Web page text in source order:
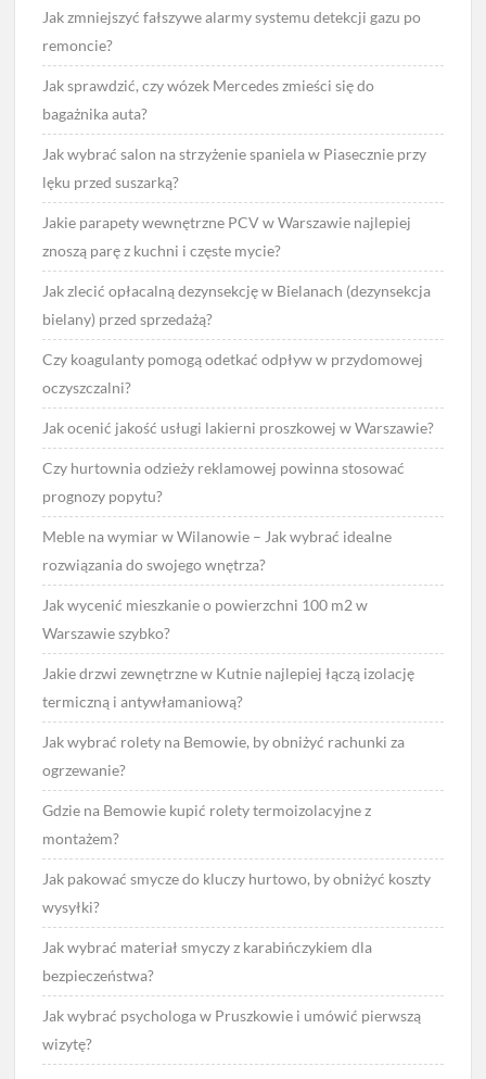
Jak zmniejszyć fałszywe alarmy systemu detekcji gazu po
remoncie?
Jak sprawdzić, czy wózek Mercedes zmieści się do
bagażnika auta?
Jak wybrać salon na strzyżenie spaniela w Piasecznie przy
lęku przed suszarką?
Jakie parapety wewnętrzne PCV w Warszawie najlepiej
znoszą parę z kuchni i częste mycie?
Jak zlecić opłacalną dezynsekcję w Bielanach (dezynsekcja
bielany) przed sprzedażą?
Czy koagulanty pomogą odetkać odpływ w przydomowej
oczyszczalni?
Jak ocenić jakość usługi lakierni proszkowej w Warszawie?
Czy hurtownia odzieży reklamowej powinna stosować
prognozy popytu?
Meble na wymiar w Wilanowie – Jak wybrać idealne
rozwiązania do swojego wnętrza?
Jak wycenić mieszkanie o powierzchni 100 m2 w
Warszawie szybko?
Jakie drzwi zewnętrzne w Kutnie najlepiej łączą izolację
termiczną i antywłamaniową?
Jak wybrać rolety na Bemowie, by obniżyć rachunki za
ogrzewanie?
Gdzie na Bemowie kupić rolety termoizolacyjne z
montażem?
Jak pakować smycze do kluczy hurtowo, by obniżyć koszty
wysyłki?
Jak wybrać materiał smyczy z karabińczykiem dla
bezpieczeństwa?
Jak wybrać psychologa w Pruszkowie i umówić pierwszą
wizytę?